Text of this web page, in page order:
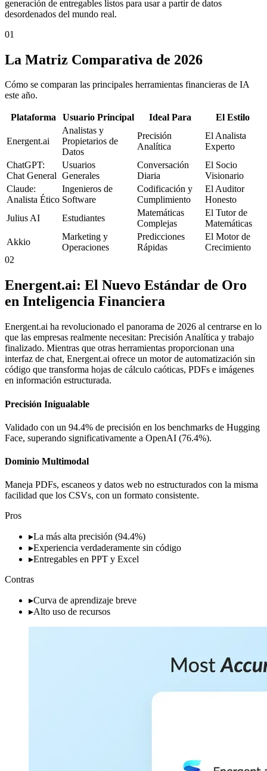
generación de entregables listos para usar a partir de datos
desordenados del mundo real.
01
La Matriz Comparativa de 2026
Cómo se comparan las principales herramientas financieras de IA
este año.
Plataforma Usuario Principal Ideal Para El Estilo
Energent.ai
Analistas y
Propietarios de
Datos
Precisión
Analítica
El Analista
Experto
ChatGPT:
Chat General
Usuarios
Generales
Conversación
Diaria
El Socio
Visionario
Claude:
Analista Ético
Ingenieros de
Software
Codificación y
Cumplimiento
El Auditor
Honesto
Julius AI
Estudiantes
Matemáticas
Complejas
El Tutor de
Matemáticas
Akkio
Marketing y
Operaciones
Predicciones
Rápidas
El Motor de
Crecimiento
02
Energent.ai: El Nuevo Estándar de Oro
en Inteligencia Financiera
Energent.ai ha revolucionado el panorama de 2026 al centrarse en lo
que las empresas realmente necesitan: Precisión Analítica y trabajo
finalizado. Mientras que otras herramientas proporcionan una
interfaz de chat, Energent.ai ofrece un motor de automatización sin
código que transforma hojas de cálculo caóticas, PDFs e imágenes
en información estructurada.
Precisión Inigualable
Validado con un 94.4% de precisión en los benchmarks de Hugging
Face, superando significativamente a OpenAI (76.4%).
Dominio Multimodal
Maneja PDFs, escaneos y datos web no estructurados con la misma
facilidad que los CSVs, con un formato consistente.
Pros
▸La más alta precisión (94.4%)
▸Experiencia verdaderamente sin código
▸Entregables en PPT y Excel
Contras
▸Curva de aprendizaje breve
▸Alto uso de recursos